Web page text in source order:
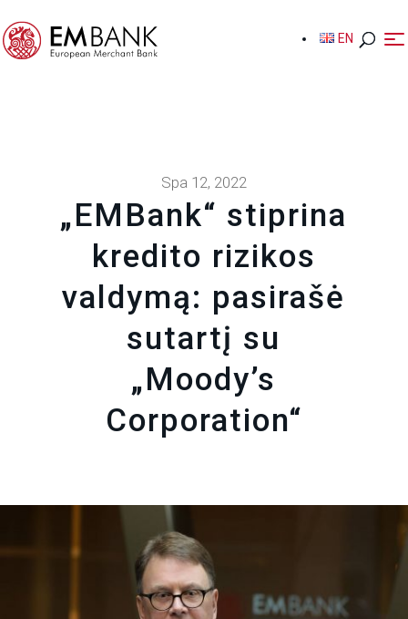
EN
EN
Spa 12, 2022
„EMBank“ stiprina
kredito rizikos
valdymą: pasirašė
sutartį su
„Moody’s
Corporation“